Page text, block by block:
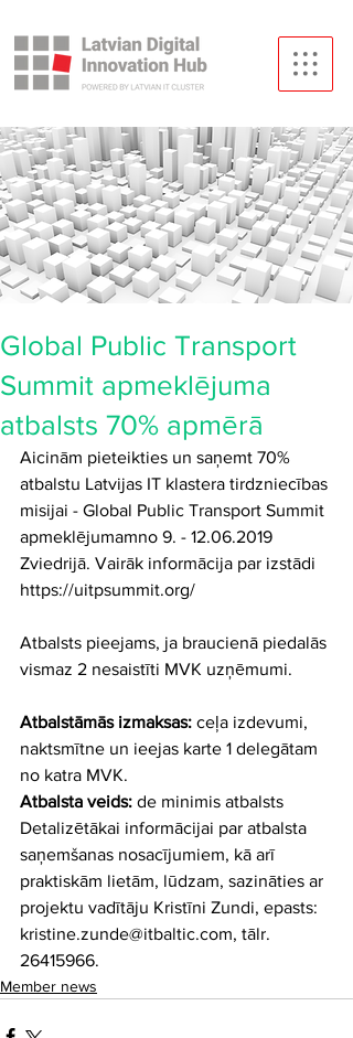
Global Public Transport
Summit apmeklējuma
atbalsts 70% apmērā
Aicinām pieteikties un saņemt 70%
atbalstu Latvijas IT klastera tirdzniecības
misijai - Global Public Transport Summit
apmeklējumamno 9. - 12.06.2019
Zviedrijā. Vairāk informācija par izstādi
https://uitpsummit.org/
Atbalsts pieejams, ja braucienā piedalās
vismaz 2 nesaistīti MVK uzņēmumi.
Atbalstāmās izmaksas: ceļa izdevumi,
naktsmītne un ieejas karte 1 delegātam
no katra MVK.
Atbalsta veids: de minimis atbalsts
Detalizētākai informācijai par atbalsta
saņemšanas nosacījumiem, kā arī
praktiskām lietām, lūdzam, sazināties ar
projektu vadītāju Kristīni Zundi, epasts:
kristine.zunde@itbaltic.com, tālr.
26415966.
Member news